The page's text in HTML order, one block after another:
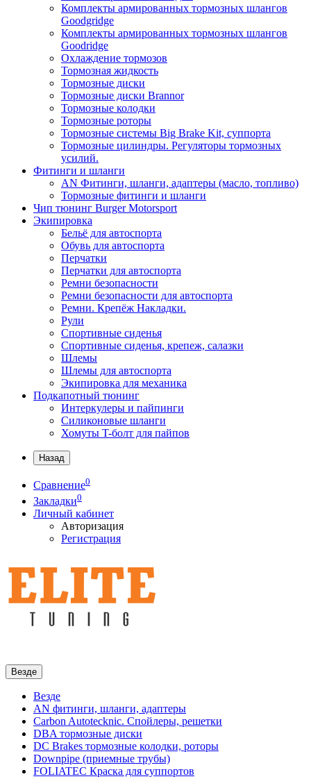
Комплекты армированных тормозных шлангов
Goodgridge
Комплекты армированных тормозных шлангов
Goodridge
Охлаждение тормозов
Тормозная жидкость
Тормозные диски
Тормозные диски Brannor
Тормозные колодки
Тормозные роторы
Тормозные системы Big Brake Kit, суппорта
Тормозные цилиндры. Регуляторы тормозных
усилий.
Фитинги и шланги
AN Фитинги, шланги, адаптеры (масло, топливо)
Тормозные фитинги и шланги
Чип тюнинг Burger Motorsport
Экипировка
Бельё для автоспорта
Обувь для автоспорта
Перчатки
Перчатки для автоспорта
Ремни безопасности
Ремни безопасности для автоспорта
Ремни. Крепёж Накладки.
Рули
Спортивные сиденья
Спортивные сиденья, крепеж, салазки
Шлемы
Шлемы для автоспорта
Экипировка для механика
Подкапотный тюнинг
Интеркулеры и пайпинги
Силиконовые шланги
Хомуты T-болт для пайпов
Назад
Сравнение0
Закладки0
Личный кабинет
Авторизация
Регистрация
Везде
Везде
AN фитинги, шланги, адаптеры
Carbon Autotecknic. Спойлеры, решетки
DBA тормозные диски
DC Brakes тормозные колодки, роторы
Downpipe (приемные трубы)
FOLIATEC Краска для суппортов